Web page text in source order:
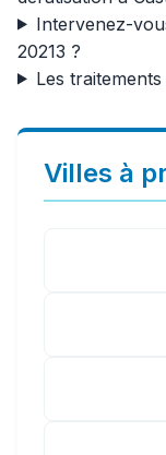
Intervenez-
20213 ?
Les
Villes à